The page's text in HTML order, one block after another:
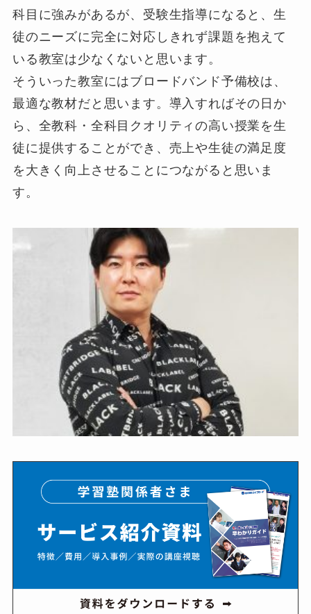
科目に強みがあるが、受験生指導になると、生
徒のニーズに完全に対応しきれず課題を抱えて
いる教室は少なくないと思います。
そういった教室にはブロードバンド予備校は、
最適な教材だと思います。導入すればその日か
ら、全教科・全科目クオリティの高い授業を生
徒に提供することができ、売上や生徒の満足度
を大きく向上させることにつながると思いま
す。